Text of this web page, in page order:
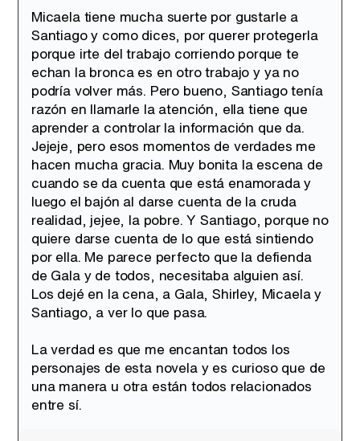
Micaela tiene mucha suerte por gustarle a
Santiago y como dices, por querer protegerla
porque irte del trabajo corriendo porque te
echan la bronca es en otro trabajo y ya no
podría volver más. Pero bueno, Santiago tenía
razón en llamarle la atención, ella tiene que
aprender a controlar la información que da.
Jejeje, pero esos momentos de verdades me
hacen mucha gracia. Muy bonita la escena de
cuando se da cuenta que está enamorada y
luego el bajón al darse cuenta de la cruda
realidad, jejee, la pobre. Y Santiago, porque no
quiere darse cuenta de lo que está sintiendo
por ella. Me parece perfecto que la defienda
de Gala y de todos, necesitaba alguien así.
Los dejé en la cena, a Gala, Shirley, Micaela y
Santiago, a ver lo que pasa.
La verdad es que me encantan todos los
personajes de esta novela y es curioso que de
una manera u otra están todos relacionados
entre sí.